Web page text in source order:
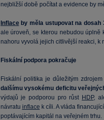
nejbližší době počítat a evidence by
Inflaceby měla ustupovat na dosah
ale úroveň, se kterou nebudou úplně
nahoru vyvolá jejich citlivější reakci, k
Fiskální podpora pokračuje
Fiskální politika je důležitým
dalšímu vysokému deficitu
výdajů je podporou pro růst HDP,
návratu inflace k cíli. A vláda
poptávajícím kapitál na veřejném trhu.